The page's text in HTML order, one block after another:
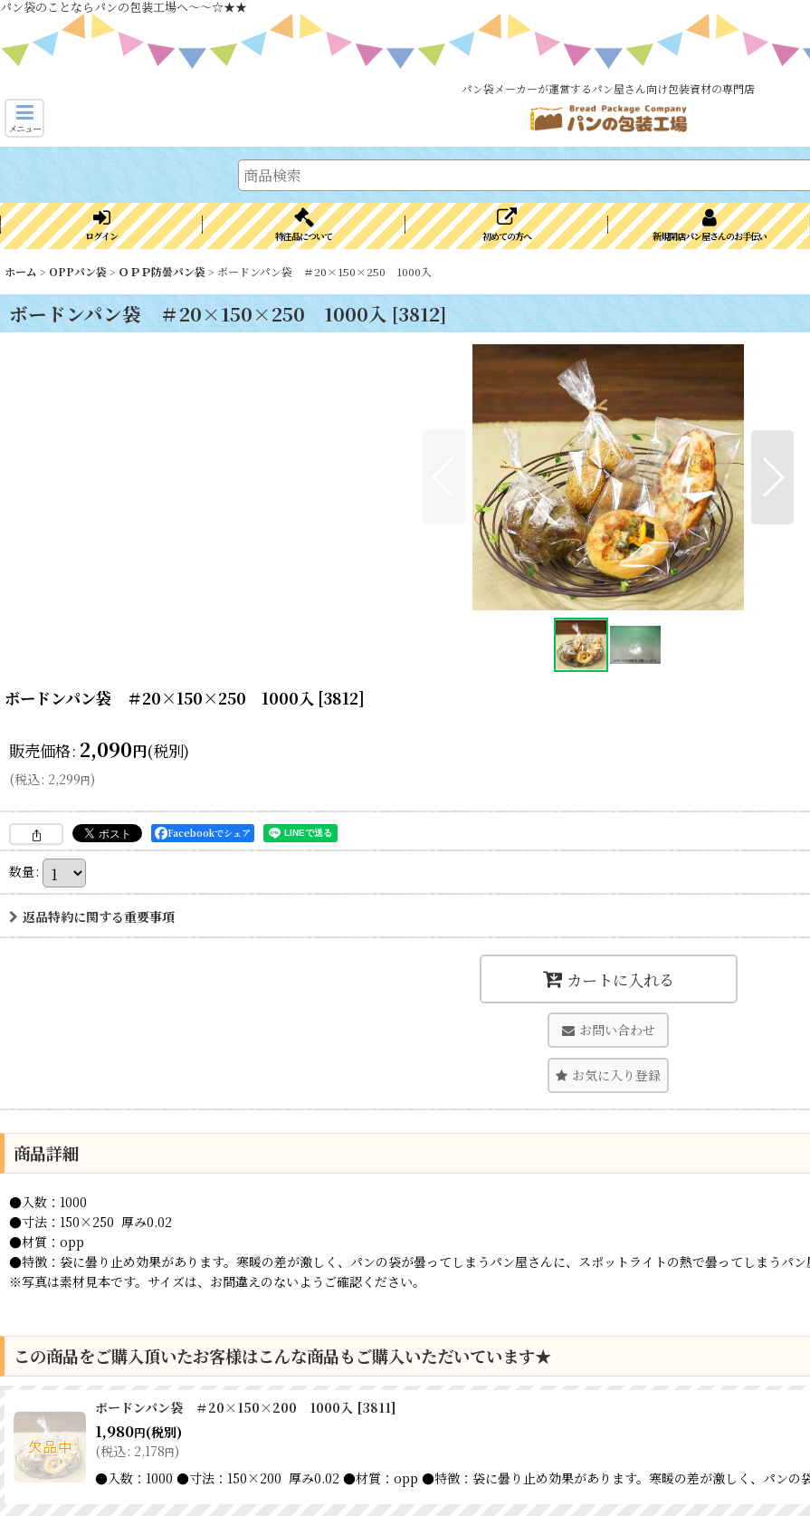
パン袋のことならパンの包装工場へ～～☆★★
パン袋メーカーが運営するパン屋さん向け包装資材の専門店
メニュー
ログイン 特注品について 初めての方へ 新規開店パン屋さんのお手伝い
ホーム > OPPパン袋 > ＯＰＰ防曇パン袋 > ボードンパン袋 ＃20×150×250 1000入
ボードンパン袋 ＃20×150×250 1000入 [3812]
ボードンパン袋 ＃20×150×250 1000入 [3812]
販売価格: 2,090円(税別)
(税込: 2,299円)
Facebookでシェア
数量:
返品特約に関する重要事項
カートに入れる
お問い合わせ
お気に入り登録
商品詳細
●入数：1000
●寸法：150×250 厚み0.02
●材質：opp
●特徴：袋に曇り止め効果があります。寒暖の差が激しく、パンの袋が曇ってしまうパン屋さんに、スポットライトの熱で曇ってしまうパン
※写真は素材見本です。サイズは、お間違えのないようご確認ください。
この商品をご購入頂いたお客様はこんな商品もご購入いただいています★
ボードンパン袋 ＃20×150×200 1000入 [3811]
1,980円(税別)
(税込: 2,178円)
●入数：1000 ●寸法：150×200 厚み0.02 ●材質：opp ●特徴：袋に曇り止め効果があります。寒暖の差が激しく、パンの